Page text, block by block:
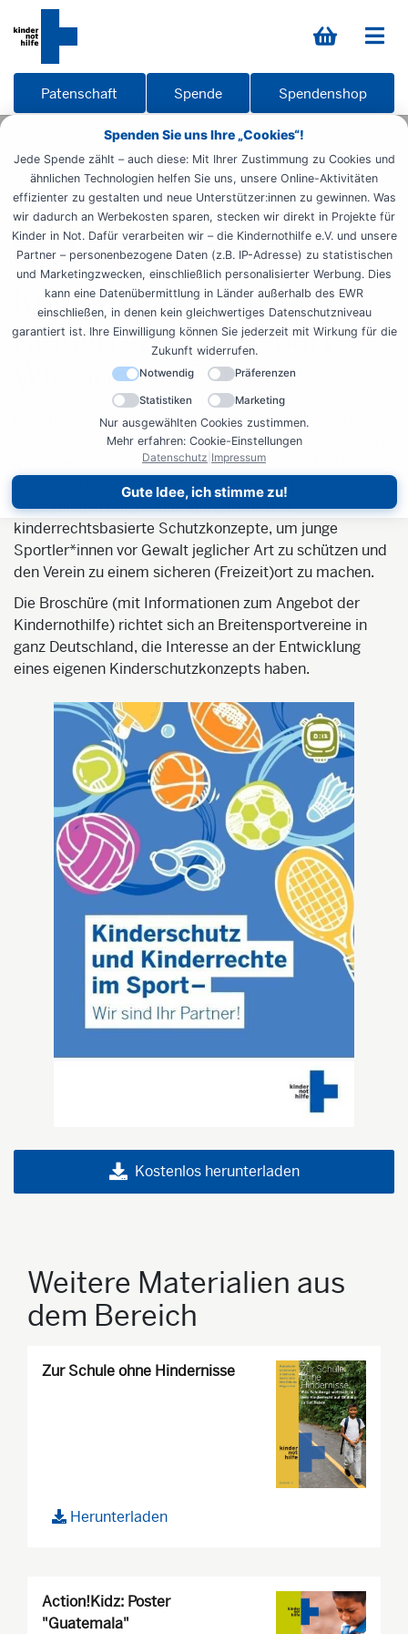
Spenden Sie uns Ihre „Cookies“!
Jede Spende zählt – auch diese: Mit Ihrer Zustimmung zu Cookies und
ähnlichen Technologien helfen Sie uns, unsere Online-Aktivitäten
effizienter zu gestalten und neue Unterstützer:innen zu gewinnen. Was
wir dadurch an Werbekosten sparen, stecken wir direkt in Projekte für
Kinder in Not. Dafür verarbeiten wir – die Kindernothilfe e.V. und unsere
Partner – personenbezogene Daten (z.B. IP-Adresse) zu statistischen
und Marketingzwecken, einschließlich personalisierter Werbung. Dies
kann eine Datenübermittlung in Länder außerhalb des EWR
einschließen, in denen kein gleichwertiges Datenschutzniveau
garantiert ist. Ihre Einwilligung können Sie jederzeit mit Wirkung für die
Zukunft widerrufen.
Notwendig Präferenzen
Statistiken Marketing
Nur ausgewählten Cookies zustimmen.
Mehr erfahren: Cookie-Einstellungen
Datenschutz Impressum
Gute Idee, ich stimme zu!
Patenschaft Spende Spendenshop
Startseite Informieren Materialien
Übersicht
ActionKidz
Breitensport
Rund um die Kindernothilfe
Ehrenamtliche
Lehrer
Kirche und Gemeinde Spendende
Kinderschutz und
Kinderrechte im Sport -
Wir sind Ihr Partner!
Die Kindernothilfe unterstützt deutschlandweit Vereine
aus dem Profi- und Breitensport dabei, Kinderschutz in
ihren Vereinen zu stärken. Dazu berät und entwickelt sie
gemeinsam mit Mitarbeitenden, Kindern und
Jugendlichen der Vereine individuelle und
kinderrechtsbasierte Schutzkonzepte, um junge
Sportler*innen vor Gewalt jeglicher Art zu schützen und
den Verein zu einem sicheren (Freizeit)ort zu machen.
Die Broschüre (mit Informationen zum Angebot der
Kindernothilfe) richtet sich an Breitensportvereine in
ganz Deutschland, die Interesse an der Entwicklung
eines eigenen Kinderschutzkonzepts haben.
Kostenlos herunterladen
Weitere Materialien aus
dem Bereich
Zur Schule ohne Hindernisse
Herunterladen
Action!Kidz: Poster
"Guatemala"